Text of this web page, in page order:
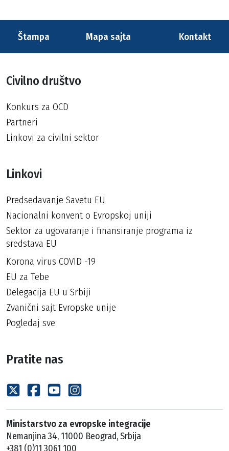
Štampa Mapa sajta Kontakt
Civilno društvo
Konkurs za OCD
Partneri
Linkovi za civilni sektor
Linkovi
Predsedavanje Savetu EU
Nacionalni konvent o Evropskoj uniji
Sektor za ugovaranje i finansiranje programa iz
sredstava EU
Korona virus COVID -19
EU za Tebe
Delegacija EU u Srbiji
Zvanični sajt Evropske unije
Pogledaj sve
Pratite nas
Ministarstvo za evropske integracije
Nemanjina 34, 11000 Beograd, Srbija
+381 (0)11 3061 100